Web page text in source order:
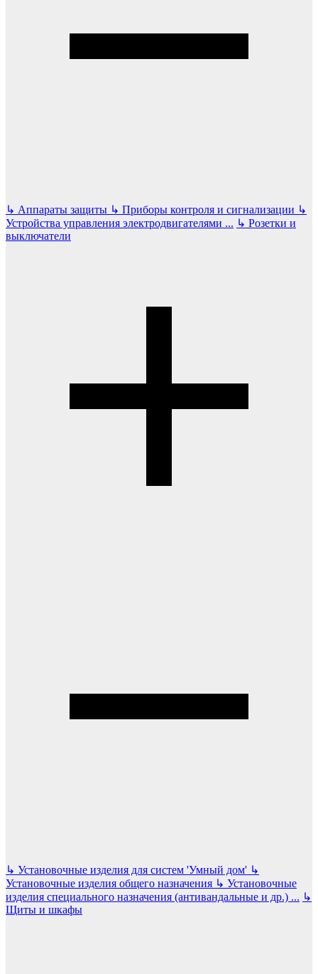
↳ Аппараты защиты ↳ Приборы контроля и сигнализации ↳
Устройства управления электродвигателями ... ↳ Розетки и
выключатели
↳ Установочные изделия для систем 'Умный дом' ↳
Установочные изделия общего назначения ↳ Установочные
изделия специального назначения (антивандальные и др.) ... ↳
Щиты и шкафы